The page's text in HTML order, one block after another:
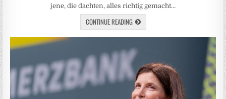
jene, die dachten, alles richtig gemacht…
CONTINUE READING